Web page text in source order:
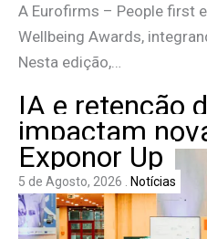
A Eurofirms – People first
Wellbeing Awards,
Nesta edição,…
IA e retenção
impactam
Exponor Up
5 de Agosto, 2026 . Notícias